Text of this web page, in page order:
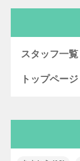
スタッフ一覧
トップページ